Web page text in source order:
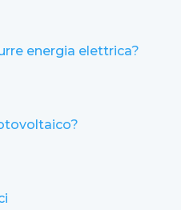
energia elettrica?